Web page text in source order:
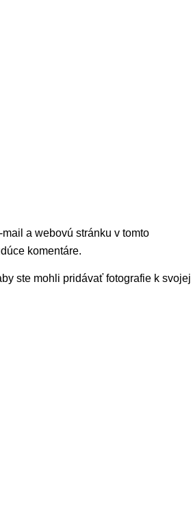
a webovú stránku v tomto
komentáre.
ste mohli pridávať fotografie k svojej